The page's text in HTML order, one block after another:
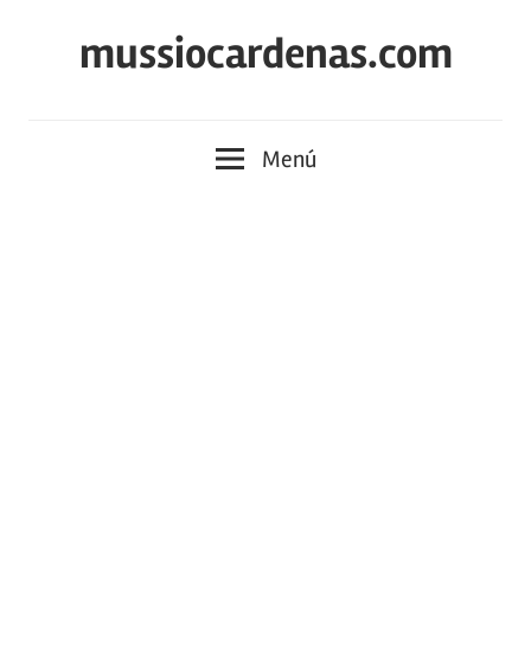
mussiocardenas.com
Menú